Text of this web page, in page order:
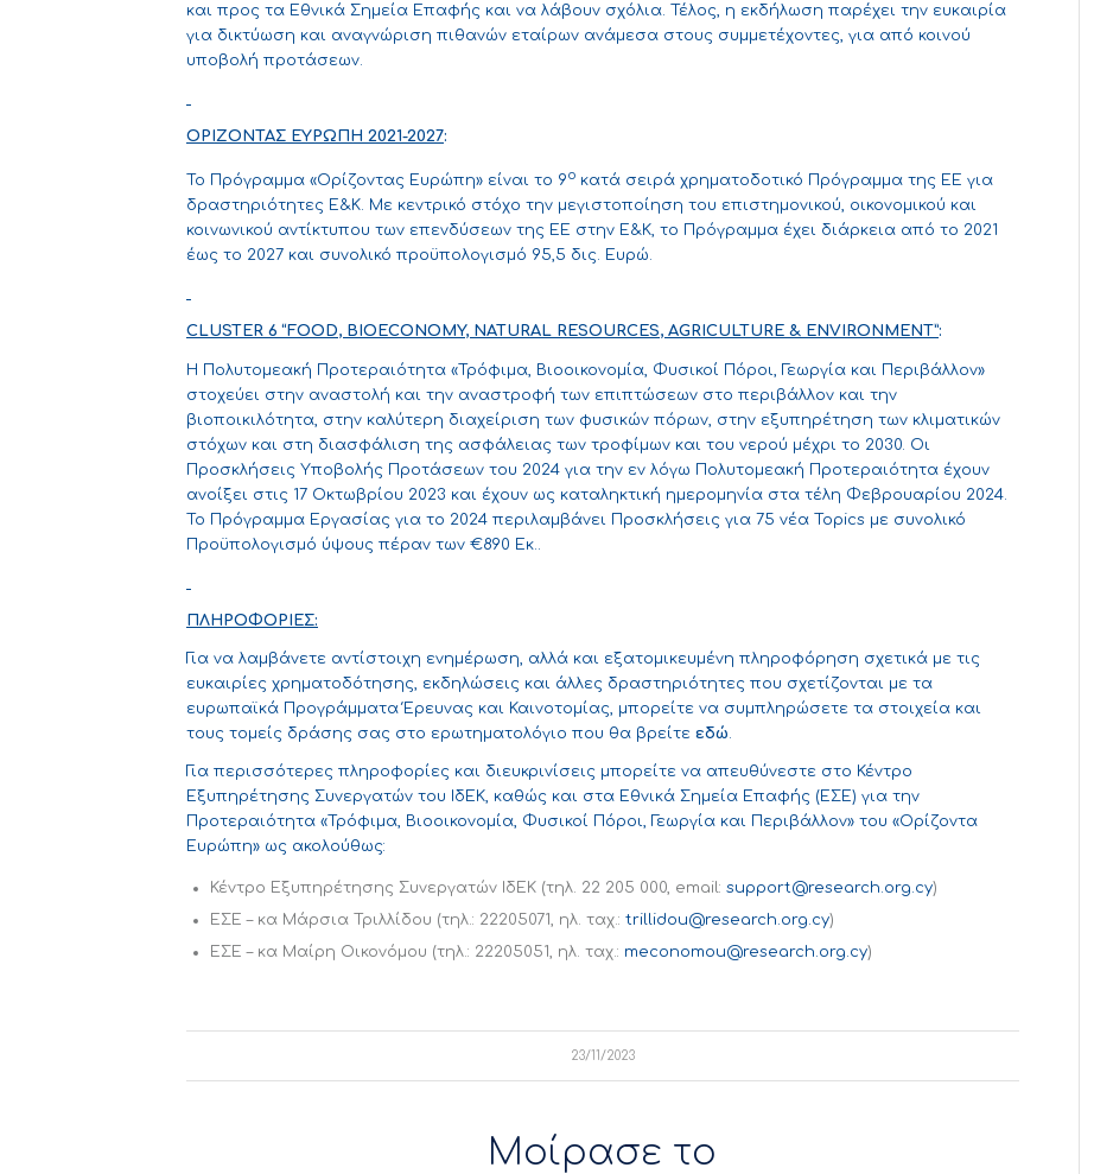
και προς τα Εθνικά Σημεία Επαφής και να λάβουν σχόλια. Τέλος, η εκδήλωση παρέχει την ευκαιρία
για δικτύωση και αναγνώριση πιθανών εταίρων ανάμεσα στους συμμετέχοντες, για από κοινού
υποβολή προτάσεων.
ΟΡΙΖΟΝΤΑΣ ΕΥΡΩΠΗ 2021-2027:
Το Πρόγραμμα «Ορίζοντας Ευρώπη» είναι το 9ο κατά σειρά χρηματοδοτικό Πρόγραμμα της ΕΕ για
δραστηριότητες Ε&Κ. Με κεντρικό στόχο την μεγιστοποίηση του επιστημονικού, οικονομικού και
κοινωνικού αντίκτυπου των επενδύσεων της ΕΕ στην Ε&Κ, το Πρόγραμμα έχει διάρκεια από το 2021
έως το 2027 και συνολικό προϋπολογισμό 95,5 δις. Ευρώ.
CLUSTER 6 “FOOD, BIOECONOMY, NATURAL RESOURCES, AGRICULTURE & ENVIRONMENT”:
Η Πολυτομεακή Προτεραιότητα «Τρόφιμα, Βιοοικονομία, Φυσικοί Πόροι, Γεωργία και Περιβάλλον»
στοχεύει στην αναστολή και την αναστροφή των επιπτώσεων στο περιβάλλον και την
βιοποικιλότητα, στην καλύτερη διαχείριση των φυσικών πόρων, στην εξυπηρέτηση των κλιματικών
στόχων και στη διασφάλιση της ασφάλειας των τροφίμων και του νερού μέχρι το 2030. Οι
Προσκλήσεις Υποβολής Προτάσεων του 2024 για την εν λόγω Πολυτομεακή Προτεραιότητα έχουν
ανοίξει στις 17 Οκτωβρίου 2023 και έχουν ως καταληκτική ημερομηνία στα τέλη Φεβρουαρίου 2024.
Το Πρόγραμμα Εργασίας για το 2024 περιλαμβάνει Προσκλήσεις για 75 νέα Topics με συνολικό
Προϋπολογισμό ύψους πέραν των €890 Εκ..
ΠΛΗΡΟΦΟΡΙΕΣ:
Για να λαμβάνετε αντίστοιχη ενημέρωση, αλλά και εξατομικευμένη πληροφόρηση σχετικά με τις
ευκαιρίες χρηματοδότησης, εκδηλώσεις και άλλες δραστηριότητες που σχετίζονται με τα
ευρωπαϊκά Προγράμματα Έρευνας και Καινοτομίας, μπορείτε να συμπληρώσετε τα στοιχεία και
τους τομείς δράσης σας στο ερωτηματολόγιο που θα βρείτε εδώ
Για περισσότερες πληροφορίες και διευκρινίσεις μπορείτε να απευθύνεστε στο Κέντρο
Εξυπηρέτησης Συνεργατών του ΙδΕΚ, καθώς και στα Εθνικά Σημεία Επαφής (ΕΣΕ) για την
Προτεραιότητα «Τρόφιμα, Βιοοικονομία, Φυσικοί Πόροι, Γεωργία και Περιβάλλον» του «Ορίζοντα
Ευρώπη» ως ακολούθως:
Κέντρο Εξυπηρέτησης Συνεργατών ΙδΕΚ (τηλ. 22 205 000, email: support@research.org.cy)
ΕΣΕ – κα Μάρσια Τριλλίδου (τηλ.: 22205071, ηλ. ταχ.: trillidou@research.org.cy)
ΕΣΕ – κα Μαίρη Οικονόμου (τηλ.: 22205051, ηλ. ταχ.: meconomou@research.org.cy)
23/11/2023
Μοίρασε το